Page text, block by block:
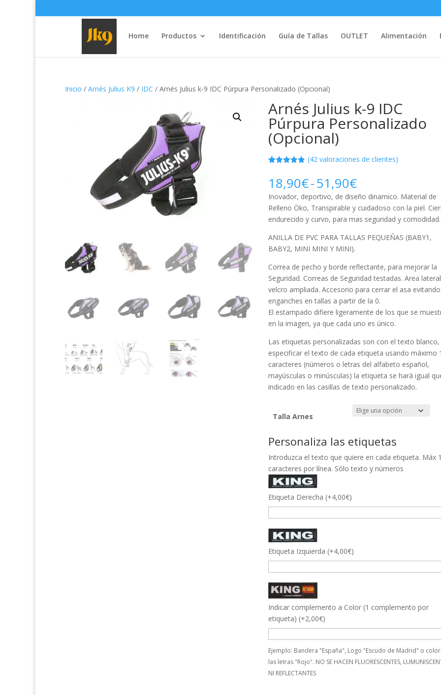
Home Productos Identificación Guía de Tallas OUTLET Alimentación
Inicio / Arnés Julius K9 / IDC / Arnés Julius k-9 IDC Púrpura Personalizado (Opcional)
Arnés Julius k-9 IDC
Púrpura Personalizado
(Opcional)
5 en base
valoracione
s de
clientes
(42 valoraciones de clientes)
18,90€-51,90€Rango
de
precios:
desde
18,90€
hasta
Inovador, deportivo, de diseño dinamico. Material de
Relleno Öko, Transpirable y cuidadoso con la piel.
endurecido y curvo, para mas seguridad y comodidad.
ANILLA DE PVC PARA TALLAS PEQUEÑAS (BABY1,
BABY2, MINI MINI Y MINI).
Correa de pecho y borde reflectante, para mejorar la
Seguridad. Correas de Seguridad testadas. Area
velcro ampliada. Accesorio para cerrar el asa evitando
enganches en tallas a partir de la 0.
El estampado difiere ligeramente de los que se
en la imagen, ya que cada uno es único.
Las etiquetas personalizadas son con el texto blanco,
especificar el texto de cada etiqueta usando máximo
caracteres (números o letras del alfabeto español,
mayúsculas o minúsculas) la etiqueta se hará igual
indicado en las casillas de texto personalizado.
Talla Arnes
Personaliza las etiquetas
Introduzca el texto que quiere en cada etiqueta. Máx
caracteres por línea. Sólo texto y números
Etiqueta Derecha (+4,00€)
Etiqueta Izquierda (+4,00€)
Indicar complemento a Color (1 complemento por
etiqueta) (+2,00€)
Ejemplo: Bandera "España", Logo "Escudo de Madrid" o
las letras "Rojo". NO SE HACEN FLUORESCENTES,
NI REFLECTANTES